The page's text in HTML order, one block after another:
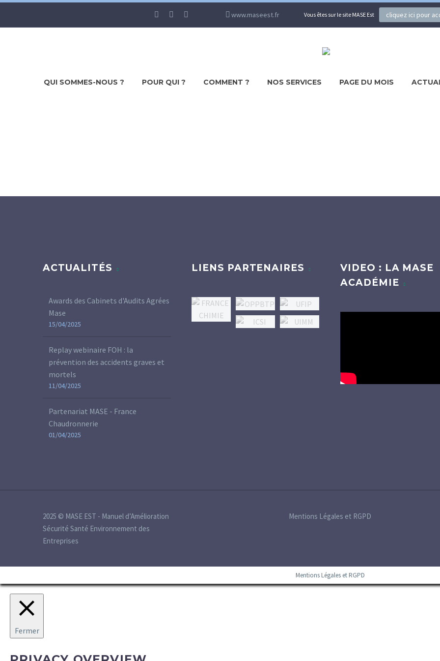
www.maseest.fr Vous êtes sur le site MASE Est cliquez ici pour
QUI SOMMES-NOUS ? POUR QUI ? COMMENT ? NOS SERVICES PAGE DU MOIS
ACTUALITÉS
Awards des Cabinets d'Audits Agrées
Mase
15/04/2025
Replay webinaire FOH : la
prévention des accidents graves et
mortels
11/04/2025
Partenariat MASE - France
Chaudronnerie
01/04/2025
LIENS PARTENAIRES
VIDEO : LA MASE
ACADÉMIE
Mentions Légales et RGPD
2025 © MASE EST - Manuel d’Amélioration
Sécurité Santé Environnement des
Entreprises
Mentions Légales et RGPD
Fermer